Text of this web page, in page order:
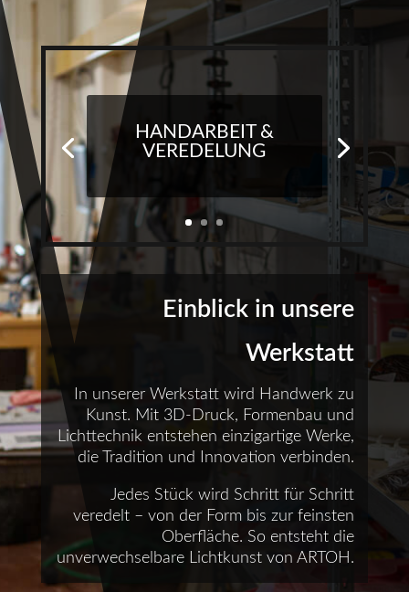
HANDARBEIT &
VEREDELUNG
Einblick in unsere
Werkstatt
In unserer Werkstatt wird Handwerk zu
Kunst. Mit 3D-Druck, Formenbau und
Lichttechnik entstehen einzigartige Werke,
die Tradition und Innovation verbinden.
Jedes Stück wird Schritt für Schritt
veredelt – von der Form bis zur feinsten
Oberfläche. So entsteht die
unverwechselbare Lichtkunst von ARTOH.